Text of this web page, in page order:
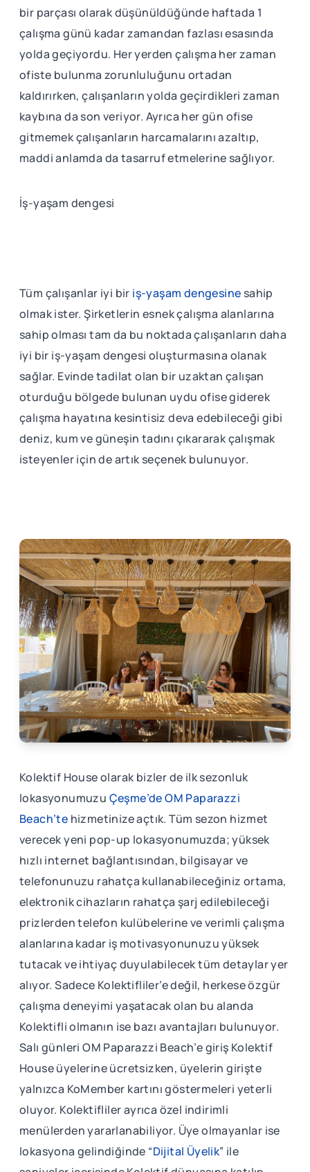
bir parçası olarak düşünüldüğünde haftada 1
çalışma günü kadar zamandan fazlası esasında
yolda geçiyordu. Her yerden çalışma her zaman
ofiste bulunma zorunluluğunu ortadan
kaldırırken, çalışanların yolda geçirdikleri zaman
kaybına da son veriyor. Ayrıca her gün ofise
gitmemek çalışanların harcamalarını azaltıp,
maddi anlamda da tasarruf etmelerine sağlıyor.
İş-yaşam dengesi
Tüm çalışanlar iyi bir iş-yaşam dengesine sahip
olmak ister. Şirketlerin esnek çalışma alanlarına
sahip olması tam da bu noktada çalışanların daha
iyi bir iş-yaşam dengesi oluşturmasına olanak
sağlar. Evinde tadilat olan bir uzaktan çalışan
oturduğu bölgede bulunan uydu ofise giderek
çalışma hayatına kesintisiz deva edebileceği gibi
deniz, kum ve güneşin tadını çıkararak çalışmak
isteyenler için de artık seçenek bulunuyor.
Kolektif House olarak bizler de ilk sezonluk
lokasyonumuzu Çeşme’de OM Paparazzi
Beach’te hizmetinize açtık. Tüm sezon hizmet
verecek yeni pop-up lokasyonumuzda; yüksek
hızlı internet bağlantısından, bilgisayar ve
telefonunuzu rahatça kullanabileceğiniz ortama,
elektronik cihazların rahatça şarj edilebileceği
prizlerden telefon kulübelerine ve verimli çalışma
alanlarına kadar iş motivasyonunuzu yüksek
tutacak ve ihtiyaç duyulabilecek tüm detaylar yer
alıyor. Sadece Kolektifliler’e değil, herkese özgür
çalışma deneyimi yaşatacak olan bu alanda
Kolektifli olmanın ise bazı avantajları bulunuyor.
Salı günleri OM Paparazzi Beach’e giriş Kolektif
House üyelerine ücretsizken, üyelerin girişte
yalnızca KoMember kartını göstermeleri yeterli
oluyor. Kolektifliler ayrıca özel indirimli
menülerden yararlanabiliyor. Üye olmayanlar ise
lokasyona gelindiğinde “Dijital Üyelik” ile